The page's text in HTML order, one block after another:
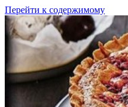
Перейти к содержимому